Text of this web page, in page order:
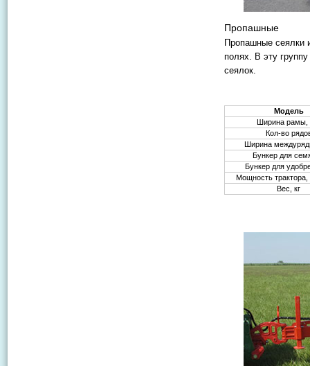
Пропашные
Пропашные сеялки
полях. В эту
сеялок.
Модель
Ширина
Кол-во
Ширина
Бункер для
Бункер для
Мощность трактора,
Вес, кг